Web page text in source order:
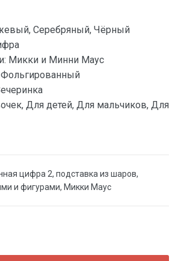
Серебряный, Чёрный
Микки и Минни Маус
Фольгированный
Для детей, Для мальчиков, Для
цифра 2, подставка из шаров,
и фигурами, Микки Маус